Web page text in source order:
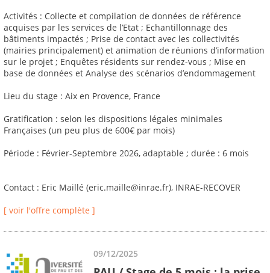
Activités : Collecte et compilation de données de référence
acquises par les services de l’Etat ; Echantillonnage des
bâtiments impactés ; Prise de contact avec les collectivités
(mairies principalement) et animation de réunions d’information
sur le projet ; Enquêtes résidents sur rendez-vous ; Mise en
base de données et Analyse des scénarios d’endommagement
Lieu du stage : Aix en Provence, France
Gratification : selon les dispositions légales minimales
Françaises (un peu plus de 600€ par mois)
Période : Février-Septembre 2026, adaptable ; durée : 6 mois
Contact : Eric Maillé (eric.maille@inrae.fr), INRAE-RECOVER
[ voir l'offre complète ]
09/12/2025